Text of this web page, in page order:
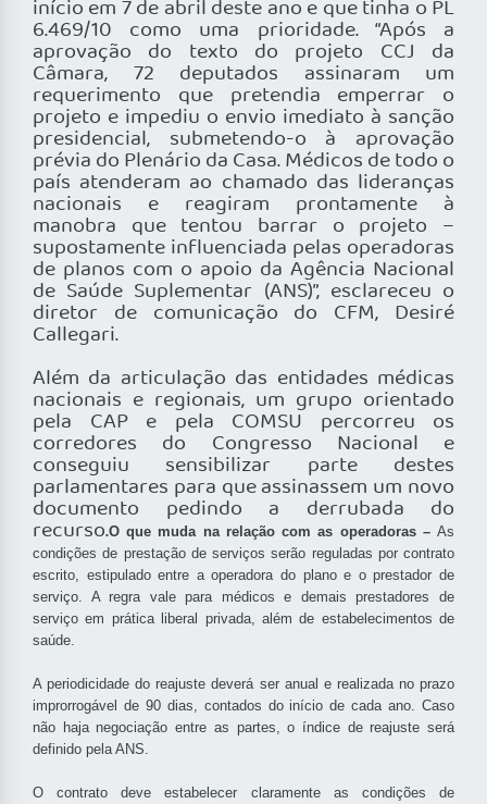
início em 7 de abril deste ano e que tinha o PL
6.469/10 como uma prioridade. “Após a
aprovação do texto do projeto CCJ da
Câmara, 72 deputados assinaram um
requerimento que pretendia emperrar o
projeto e impediu o envio imediato à sanção
presidencial, submetendo-o à aprovação
prévia do Plenário da Casa. Médicos de todo o
país atenderam ao chamado das lideranças
nacionais e reagiram prontamente à
manobra que tentou barrar o projeto –
supostamente influenciada pelas operadoras
de planos com o apoio da Agência Nacional
de Saúde Suplementar (ANS)”, esclareceu o
diretor de comunicação do CFM, Desiré
Callegari.
Além da articulação das entidades médicas
nacionais e regionais, um grupo orientado
pela CAP e pela COMSU percorreu os
corredores do Congresso Nacional e
conseguiu sensibilizar parte destes
parlamentares para que assinassem um novo
documento pedindo a derrubada do
recurso.O que muda na relação com as operadoras – As
condições de prestação de serviços serão reguladas por contrato
escrito, estipulado entre a operadora do plano e o prestador de
serviço. A regra vale para médicos e demais prestadores de
serviço em prática liberal privada, além de estabelecimentos de
saúde.
A periodicidade do reajuste deverá ser anual e realizada no prazo
improrrogável de 90 dias, contados do início de cada ano. Caso
não haja negociação entre as partes, o índice de reajuste será
definido pela ANS.
O contrato deve estabelecer claramente as condições de